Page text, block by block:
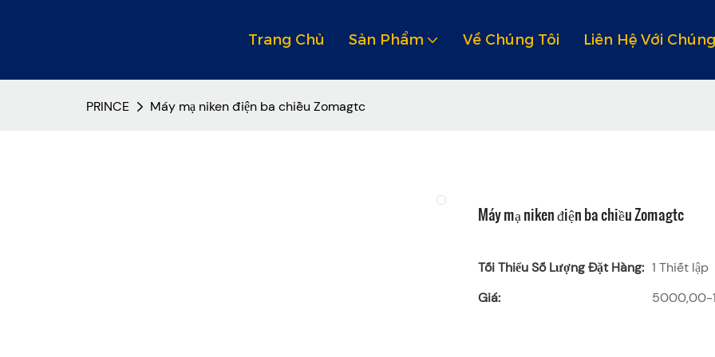
Trang Chủ Sản Phẩm Về Chúng Tôi Liên Hệ Với
PRINCE Máy mạ niken điện ba chiều Zomagtc
Máy mạ niken điện ba chiều Zomagtc
Tối Thiểu Số Lượng Đặt Hàng: 1 Thiết lập
Giá:
5000,00-